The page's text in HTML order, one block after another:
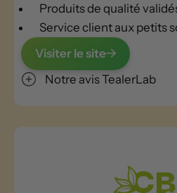
Produits de qualité
Service client aux petits
Visiter le site
Notre avis TealerLab